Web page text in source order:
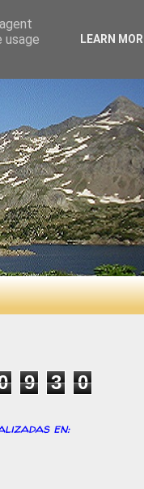
9 3 0
en:
usage
LEARN